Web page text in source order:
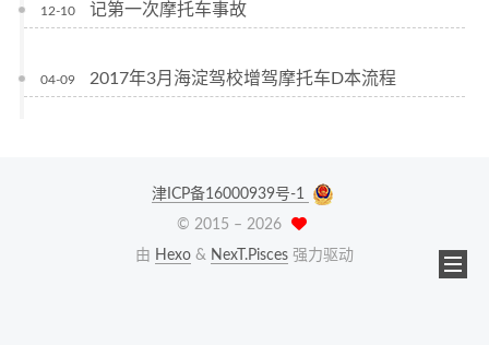
12-10 记第一次摩托车事故
04-09 2017年3月海淀驾校增驾摩托车D本流程
津ICP备16000939号-1
© 2015 – 2026
由 Hexo & NexT.Pisces 强力驱动